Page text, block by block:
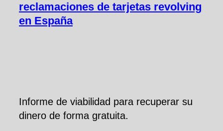
reclamaciones de tarjetas revolving
en España
Informe de viabilidad para recuperar su
dinero de forma gratuita.